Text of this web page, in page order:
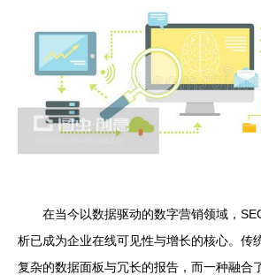
在当今以数据驱动的数字营销领域，
析已成为企业在线可见性与增长的核心。传
复杂的数据面板与冗长的报告，而一种融合